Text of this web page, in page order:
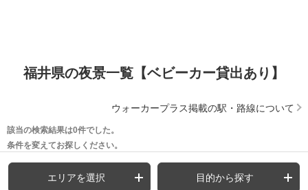
福井県の夜景一覧【ベビーカー貸出あり】
ウォーカープラス掲載の駅・路線について
該当の検索結果は0件でした。
条件を変えてお探しください。
エリアを選択 目的から探す